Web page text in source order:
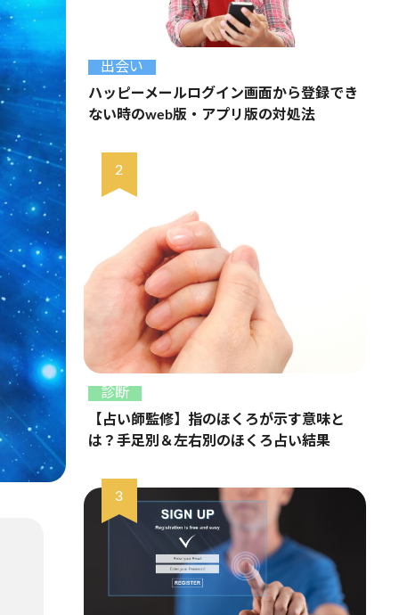
出会い
ハッピーメールログイン画面から登録でき
ない時のweb版・アプリ版の対処法
診断
【占い師監修】指のほくろが示す意味と
は？手足別＆左右別のほくろ占い結果